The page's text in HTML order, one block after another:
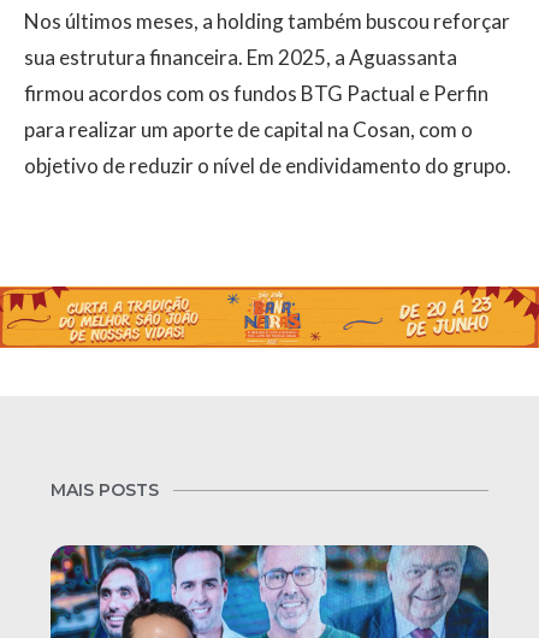
Nos últimos meses, a holding também buscou reforçar
sua estrutura financeira. Em 2025, a Aguassanta
firmou acordos com os fundos BTG Pactual e Perfin
para realizar um aporte de capital na Cosan, com o
objetivo de reduzir o nível de endividamento do grupo.
MAIS POSTS